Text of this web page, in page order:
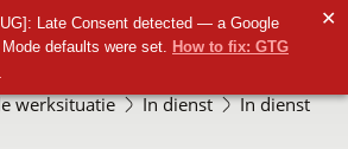
Late Consent detected — a Google
defaults were set. How to fix: GTG
✕
werksituatie In dienst
In dienst